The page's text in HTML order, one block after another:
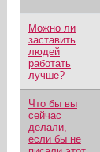
Можно ли
заставить
людей
работать
лучше?
Что бы вы
сейчас
делали,
если бы не